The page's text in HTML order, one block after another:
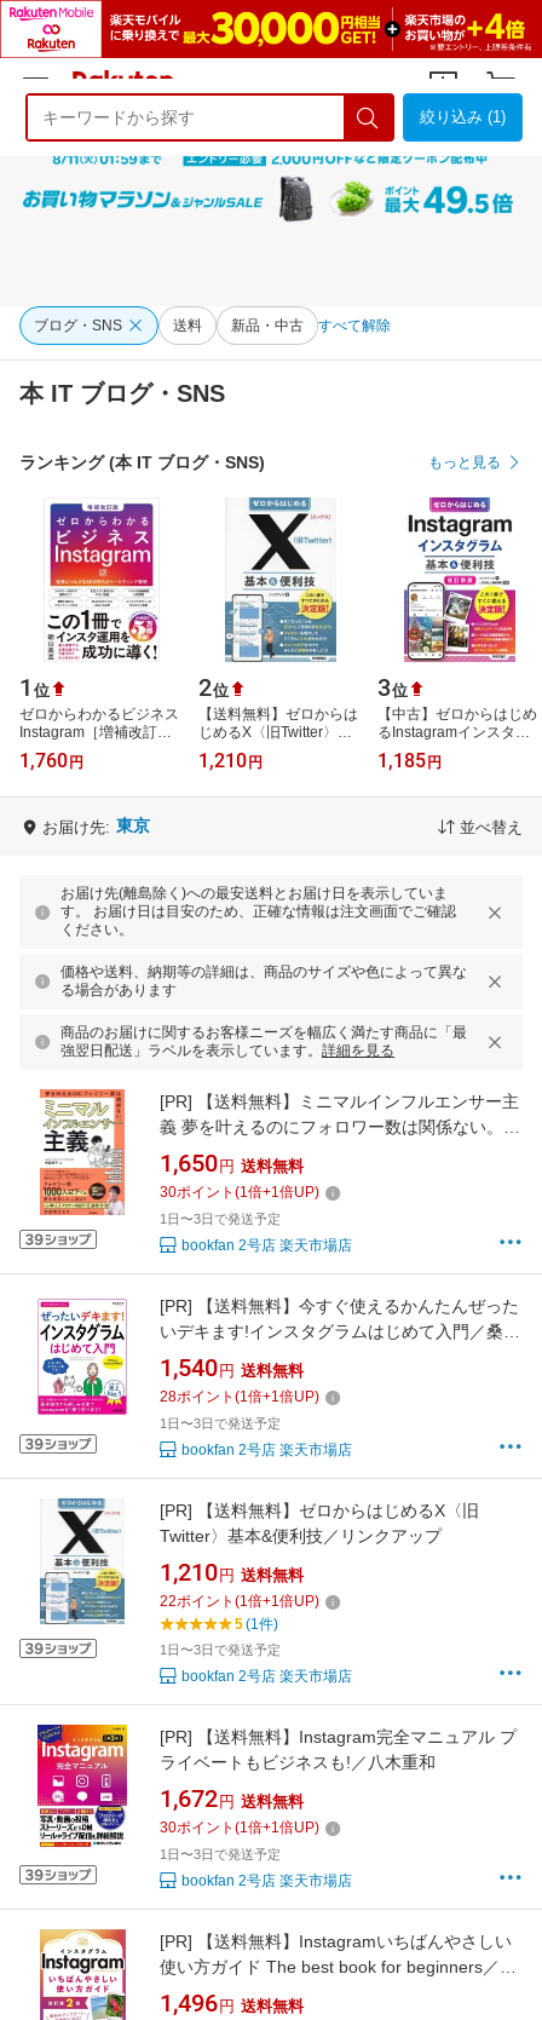
ようこそ 楽天市場へ ログイン
絞り込み (1)
ブログ・SNS 送料 新品・中古 すべて解除
本 IT ブログ・SNS
ランキング (本 IT ブログ・SNS) もっと見る
1 位
ゼロからわかるビジネス
Instagram［増補改訂
版］ 結果につながるSNS
時代のマーケティング戦
1,760 円
2位
【送料無料】ゼロからは
じめるX〈旧Twitter〉基
本&便利技／リンクアッ
プ
1,210 円
3位
【中古】ゼロからはじめ
るInstagramインスタグ
ラム基本＆便利技 改訂新
版/技術評論社/リンクア
1,185 円
お届け先: 東京 並べ替え
お届け先(離島除く)への最安送料とお届け日を表示していま
す。 お届け日は目安のため、正確な情報は注文画面でご確認
ください。
価格や送料、納期等の詳細は、商品のサイズや色によって異な
る場合があります
商品のお届けに関するお客様ニーズを幅広く満たす商品に「最
強翌日配送」ラベルを表示しています。 詳細を見る
[PR]
【送料無料】ミニマルインフルエンサー主
義 夢を叶えるのにフォロワー数は関係ない。／
中島侑子
1,650 円 送料無料
30ポイント (1倍+1倍UP)
1日〜3日で発送予定
bookfan 2号店 楽天市場店
[PR]
【送料無料】今すぐ使えるかんたんぜった
いデキます!インスタグラムはじめて入門／桑名
由美
1,540 円 送料無料
28ポイント (1倍+1倍UP)
1日〜3日で発送予定
bookfan 2号店 楽天市場店
[PR]
【送料無料】ゼロからはじめるX〈旧
Twitter〉基本&便利技／リンクアップ
1,210 円 送料無料
22ポイント (1倍+1倍UP)
5(1件)
1日〜3日で発送予定
bookfan 2号店 楽天市場店
[PR]
【送料無料】Instagram完全マニュアル プ
ライベートもビジネスも!／八木重和
1,672 円 送料無料
30ポイント (1倍+1倍UP)
1日〜3日で発送予定
bookfan 2号店 楽天市場店
[PR]
【送料無料】Instagramいちばんやさしい
使い方ガイド The best book for beginners／小
倉映美
1,496 円 送料無料